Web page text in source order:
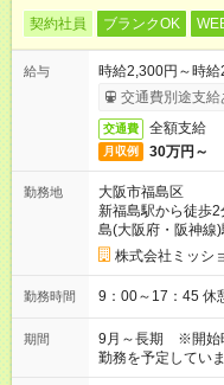
契約社員 ブランクOK
給与
時給2,300円～時
交通費別途支給
交通費 全額支給
月収例 30万円～
勤務地
大阪市福島区
新福島駅から徒歩2
島(大阪府・阪神線
株式会社ミッシ
勤務時間 9：00～17：45 休
期間
9月～長期 ※開始
勤務を予定していま